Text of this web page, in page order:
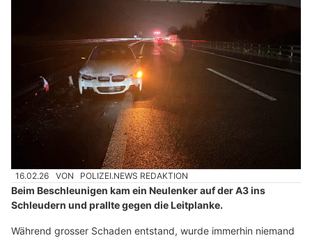
16.02.26 VON POLIZEI.NEWS REDAKTION
Beim Beschleunigen kam ein Neulenker auf der A3 ins
Schleudern und prallte gegen die Leitplanke.
Während grosser Schaden entstand, wurde immerhin niemand